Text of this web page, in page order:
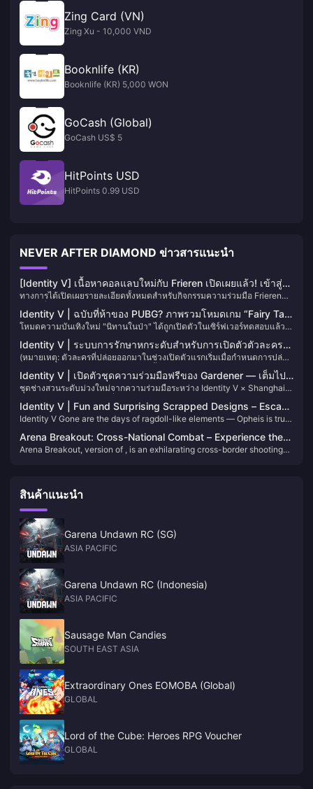
Zing Card (VN)
Zing Xu - 10,000 VND
Booknlife (KR)
Booknlife (KR) 5,000 WON
GoCash (Global)
GoCash US$ 5
HitPoints USD
HitPoints 0.99 USD
NEVER AFTER DIAMOND ข่าวสารแนะนำ
[Identity V] เนื้อหาคอลแลบใหม่กับ Frieren เปิดเผยแล้ว! เข้าสู่
ระบบเพื่อรับการสุ่มฟรี 10 ครั้ง！
ทางการได้เปิดเผยรายละเอียดทั้งหมดสำหรับกิจกรรมความร่วมมือ Frieren
แล้ว! เนื่องจากทราบว่าผู้เล่นบางคนอาจพลาดข้อมูลบางส่วน ฉันจึงได้จัด
ระเบียบทุกสิ่งที่คุณต้องรู้เกี่ยวกับความร่วมมือนี้เพื่อให้อ้างอิงได้ง่าย!
Identity V | ฉบับที่ห้าของ PUBG? ภาพรวมโหมดเกม “Fairy Tale
in the Woods”
โหมดความบันเทิงใหม่ "นิทานในป่า" ได้ถูกเปิดตัวในเซิร์ฟเวอร์ทดสอบแล้ว
มาดูกันว่าต้องเล่นอย่างไร!
Identity V | ระบบการรักษาหกระดับสำหรับการเปิดตัวตัวละคร
ใหม่ – ผู้ที่เข้าใจจะต้องร้องไห้
(หมายเหตุ: ตัวละครที่ปล่อยออกมาในช่วงเปิดตัวแรกเริ่มเมื่อกำหนดการปล่อย
ยังไม่เสถียรจะไม่ถูกรวมอยู่ในรายการนี้)
Identity V | เปิดตัวชุดความร่วมมือฟรีของ Gardener — เต็มไป
ด้วยพลังไซไฟ!
ชุดช่างสวนระดับม่วงใหม่จากความร่วมมือระหว่าง Identity V × Shanghai
Astronomy Museum ในที่สุดก็สามารถดูตัวอย่างภายในได้แล้ว! เฟอร์นิเจอร์
ใหม่จากความร่วมมือชิ้นหนึ่งก็กำลังจะเปิดตัวเร็วๆ นี้ มาดูโมเดล 3D กันเถอะ!
Identity V | Fun and Surprising Scrapped Designs – Escape
Master Had Hair?!
Identity V Gone are the days of ragdoll-like elements — Opheis is truly
the most interesting scrapped concepts from the development
process!
Arena Breakout: Cross-National Combat – Experience the
Hardcore Shooter Survival Feast
Arena Breakout, version of , is an exhilarating cross-border shooting
สินค้าแนะนำ
Garena Undawn RC (SG)
ASIA PACIFIC
Garena Undawn RC (Indonesia)
ASIA PACIFIC
Sausage Man Candies
SOUTH EAST ASIA
Extraordinary Ones EOMOBA (Global)
GLOBAL
Lord of the Cube: Heroes RPG Voucher
GLOBAL